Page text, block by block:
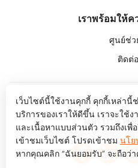
เราพร้อมให้ค
ศูนย์ช่ว
ติดต่
มาเป็นเพื่
เว็บไซต์นี้ใช้งานคุกกี้ คุกกี้เหล่านี้
บริการของเราให้ดีขึ้น เราจะใช้
และเนื้อหาแบบส่วนตัว รวมถึงเพื่
เข้าชมเว็บไซต์ โปรดเข้าชม นโย
หากคุณคลิก “ฉันยอมรับ” จะถือว่